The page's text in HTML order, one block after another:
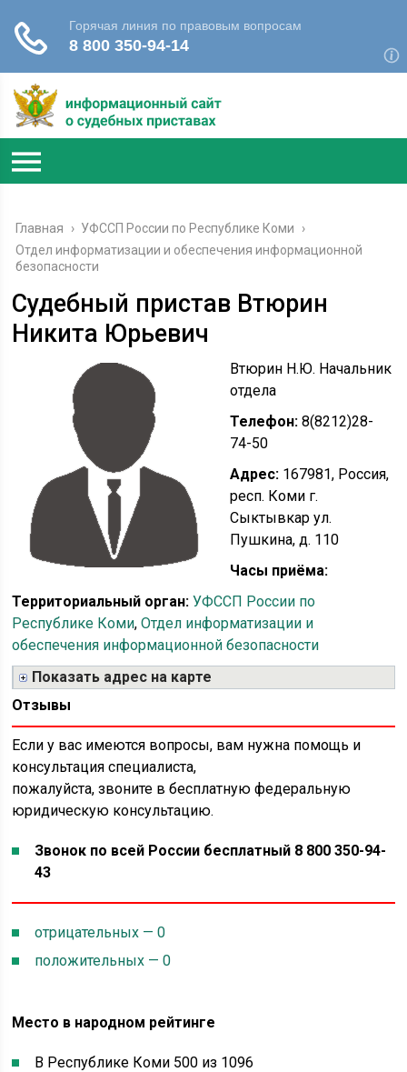
Главная › УФССП России по Республике Коми
›
Отдел информатизации и обеспечения информационной
безопасности
Судебный пристав Втюрин
Никита Юрьевич
Втюрин Н.Ю. Начальник
отдела
Телефон: 8(8212)28-
74-50
Адрес: 167981, Россия,
респ. Коми г.
Сыктывкар ул.
Пушкина, д. 110
Часы приёма:
Территориальный орган: УФССП России по
Республике Коми,Отдел информатизации и
обеспечения информационной безопасности
Показать адрес на карте
Отзывы
Если у вас имеются вопросы, вам нужна помощь и
консультация специалиста,
пожалуйста, звоните в бесплатную федеральную
юридическую консультацию.
Звонок по всей России бесплатный 8 800 350-94-
43
отрицательных — 0
положительных — 0
Место в народном рейтинге
В Республике Коми 500 из 1096